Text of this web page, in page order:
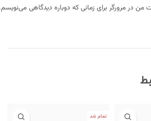
من در مرورگر برای زمانی که دوباره دیدگاهی
تمام شد